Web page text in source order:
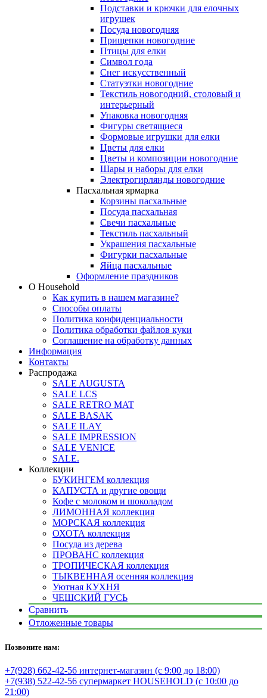
Подставки и крючки для елочных
игрушек
Посуда новогодняя
Прищепки новогодние
Птицы для елки
Символ года
Снег искусственный
Статуэтки новогодние
Текстиль новогодний, столовый и
интерьерный
Упаковка новогодняя
Фигуры светящиеся
Формовые игрушки для елки
Цветы для елки
Цветы и композиции новогодние
Шары и наборы для елки
Электрогирлянды новогодние
Пасхальная ярмарка
Корзины пасхальные
Посуда пасхальная
Свечи пасхальные
Текстиль пасхальный
Украшения пасхальные
Фигурки пасхальные
Яйца пасхальные
Оформление праздников
О Household
Как купить в нашем магазине?
Способы оплаты
Политика конфиденциальности
Политика обработки файлов куки
Соглашение на обработку данных
Информация
Контакты
Распродажа
SALE AUGUSTA
SALE LCS
SALE RETRO MAT
SALE BASAK
SALE ILAY
SALE IMPRESSION
SALE VENICE
SALE.
Коллекции
БУКИНГЕМ коллекция
КАПУСТА и другие овощи
Кофе с молоком и шоколадом
ЛИМОННАЯ коллекция
МОРСКАЯ коллекция
ОХОТА коллекция
Посуда из дерева
ПРОВАНС коллекция
ТРОПИЧЕСКАЯ коллекция
ТЫКВЕННАЯ осенняя коллекция
Уютная КУХНЯ
ЧЕШСКИЙ ГУСЬ
Сравнить
Отложенные товары
Позвоните нам:
+7(928) 662-42-56 интернет-магазин (с 9:00 до 18:00)
+7(938) 522-42-56 супермаркет HOUSEHOLD (с 10:00 до
21:00)